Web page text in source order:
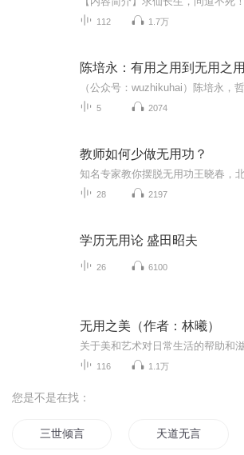
112 1.7万
陈培永：有用之用到无用之用
5 2074
教师如何少做无用功？
28 2197
学历无用论 盛田昭夫
26 6100
无用之美（作者：林曦）
116 1.1万
您是不是在找：
三世倾言 天道无言